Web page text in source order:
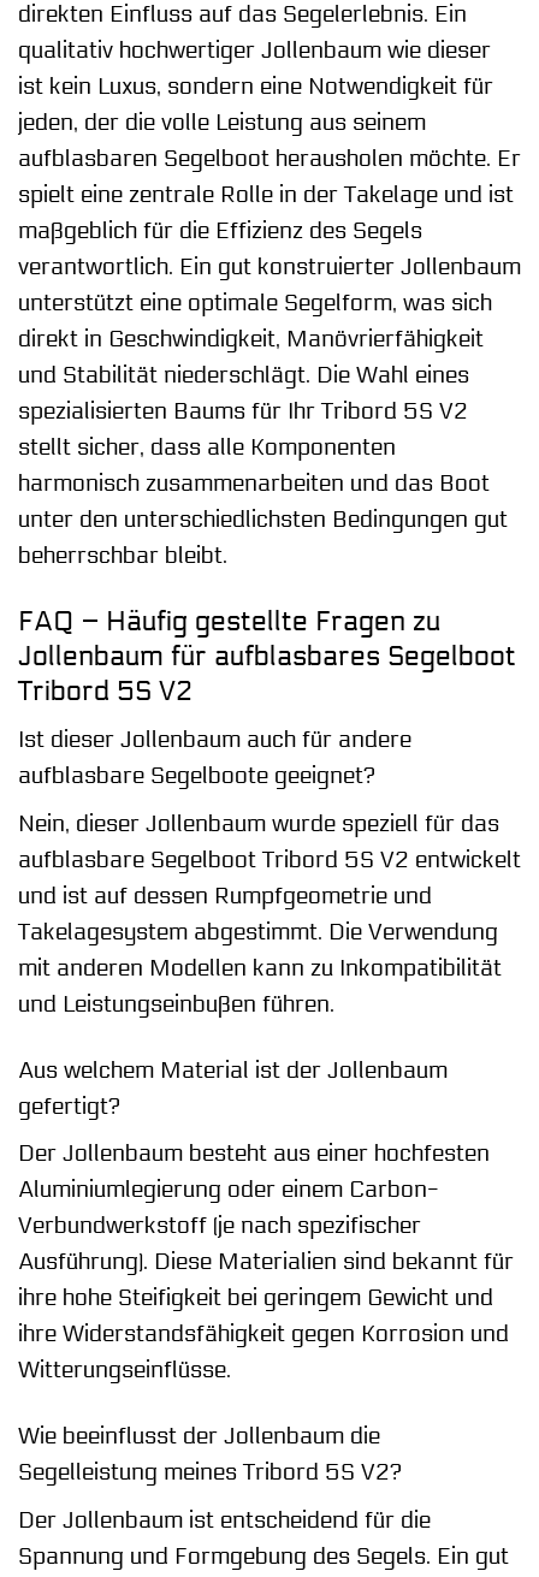
direkten Einfluss auf das Segelerlebnis. Ein
qualitativ hochwertiger Jollenbaum wie dieser
ist kein Luxus, sondern eine Notwendigkeit für
jeden, der die volle Leistung aus seinem
aufblasbaren Segelboot herausholen möchte. Er
spielt eine zentrale Rolle in der Takelage und ist
maßgeblich für die Effizienz des Segels
verantwortlich. Ein gut konstruierter Jollenbaum
unterstützt eine optimale Segelform, was sich
direkt in Geschwindigkeit, Manövrierfähigkeit
und Stabilität niederschlägt. Die Wahl eines
spezialisierten Baums für Ihr Tribord 5S V2
stellt sicher, dass alle Komponenten
harmonisch zusammenarbeiten und das Boot
unter den unterschiedlichsten Bedingungen gut
beherrschbar bleibt.
FAQ – Häufig gestellte Fragen zu
Jollenbaum für aufblasbares Segelboot
Tribord 5S V2
Ist dieser Jollenbaum auch für andere
aufblasbare Segelboote geeignet?
Nein, dieser Jollenbaum wurde speziell für das
aufblasbare Segelboot Tribord 5S V2 entwickelt
und ist auf dessen Rumpfgeometrie und
Takelagesystem abgestimmt. Die Verwendung
mit anderen Modellen kann zu Inkompatibilität
und Leistungseinbußen führen.
Aus welchem Material ist der Jollenbaum
gefertigt?
Der Jollenbaum besteht aus einer hochfesten
Aluminiumlegierung oder einem Carbon-
Verbundwerkstoff (je nach spezifischer
Ausführung). Diese Materialien sind bekannt für
ihre hohe Steifigkeit bei geringem Gewicht und
ihre Widerstandsfähigkeit gegen Korrosion und
Witterungseinflüsse.
Wie beeinflusst der Jollenbaum die
Segelleistung meines Tribord 5S V2?
Der Jollenbaum ist entscheidend für die
Spannung und Formgebung des Segels. Ein gut